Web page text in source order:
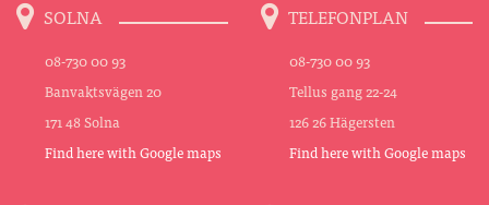
SOLNA
08-730 00 93
Banvaktsvägen 20
171 48 Solna
Find here with Google maps
TELEFONPLAN
08-730 00 93
Tellus gang 22-24
126 26 Hägersten
Find here with Google maps